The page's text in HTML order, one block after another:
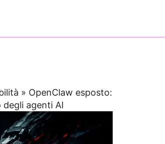
» OpenClaw esposto:
agenti AI